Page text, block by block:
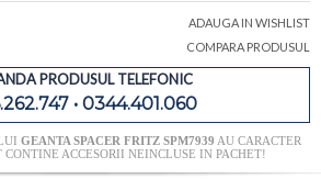
ADAUGA IN WISHLIST
COMPARA PRODUSUL
PRODUSUL TELEFONIC
• 0344.401.060
GEANTA SPACER FRITZ SPM7939 AU CARACTER
ACCESORII NEINCLUSE IN PACHET!